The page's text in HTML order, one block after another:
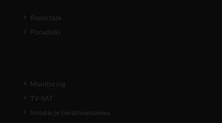
Reportaże
Poradniki
Monitoring
TV-SAT
Instalacje światłowodowe